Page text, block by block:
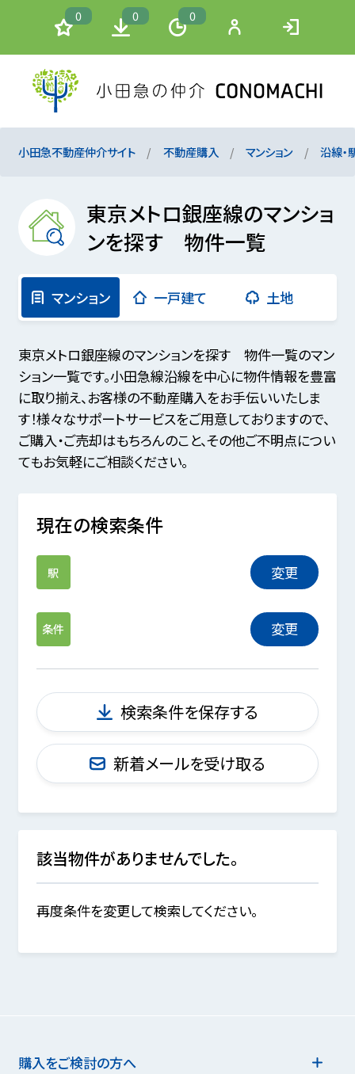
0 0 0
小田急不動産仲介サイト 不動産購入 マンション 沿線・
東京メトロ銀座線のマンショ
ンを探す 物件一覧
マンション 一戸建て 土地
東京メトロ銀座線のマンションを探す 物件一覧のマン
ション一覧です。小田急線沿線を中心に物件情報を豊富
に取り揃え、お客様の不動産購入をお手伝いいたしま
す！様々なサポートサービスをご用意しておりますので、
ご購入・ご売却はもちろんのこと、その他ご不明点につい
てもお気軽にご相談ください。
現在の検索条件
駅 変更
条件 変更
検索条件を保存する
新着メールを受け取る
該当物件がありませんでした。
再度条件を変更して検索してください。
購入をご検討の方へ